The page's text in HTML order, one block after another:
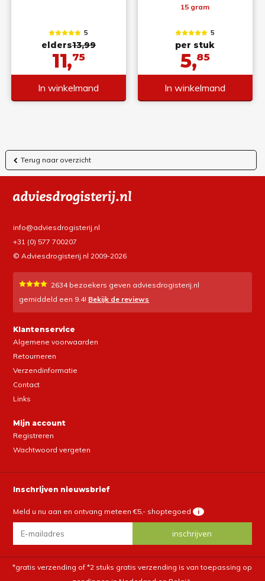
5
elders13,99
11,75
In winkelmand
15 gram
5
per stuk
5,85
In winkelmand
Terug naar overzicht
info@adviesdrogisterij.nl
+31 (0) 577 700207
© Adviesdrogisterij.nl 2009-2026
2634bezoekers geven adviesdrogisterij.nl
gemiddeld een 9.4! Bekijk de reviews
Klantenservice
Algemene voorwaarden
Retourneren
Verzendinformatie
Contact
Links
Mijn account
Registreren
Wachtwoord vergeten
Inschrijven nieuwsbrief
Meld u nu aan en ontvang meteen €5,- shoptegoed i
*gratis verzending of *2 stuks gratis verzending is van toepassing op